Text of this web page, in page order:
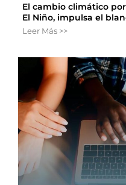
El cambio climático
El Niño, impulsa el
Leer Más >>